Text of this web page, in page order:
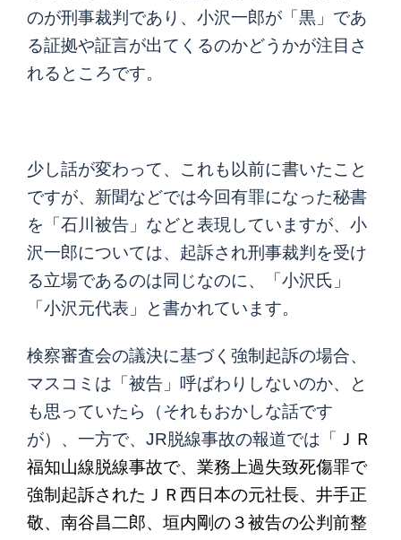
のが刑事裁判であり、小沢一郎が「黒」であ
る証拠や証言が出てくるのかどうかが注目さ
れるところです。
少し話が変わって、これも以前に書いたこと
ですが、新聞などでは今回有罪になった秘書
を「石川被告」などと表現していますが、小
沢一郎については、起訴され刑事裁判を受け
る立場であるのは同じなのに、「小沢氏」
「小沢元代表」と書かれています。
検察審査会の議決に基づく強制起訴の場合、
マスコミは「被告」呼ばわりしないのか、と
も思っていたら（それもおかしな話です
が）、一方で、 JR脱線事故の報道では「
ＪＲ
福知山線脱線事故で、業務上過失致死傷罪で
強制起訴されたＪＲ西日本の元社長、井手正
敬、南谷昌二郎、垣内剛の３被告の公判前整